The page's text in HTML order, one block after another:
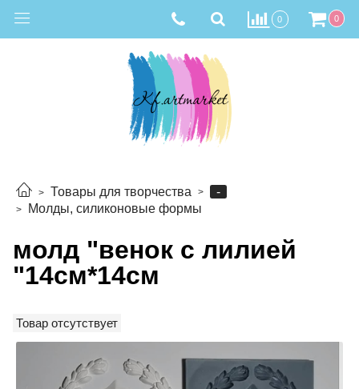
0 0
Товары для творчества
-
Молды, силиконовые формы
молд "венок с лилией
"14см*14см
Товар отсутствует